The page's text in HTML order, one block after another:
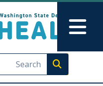
Execute search
Main Menu